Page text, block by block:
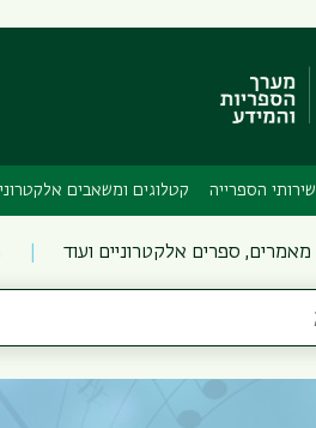
שירותי הספרייה קטלוגים ומשאבים
מאמרים, ספרים אלקטרוניים ועוד